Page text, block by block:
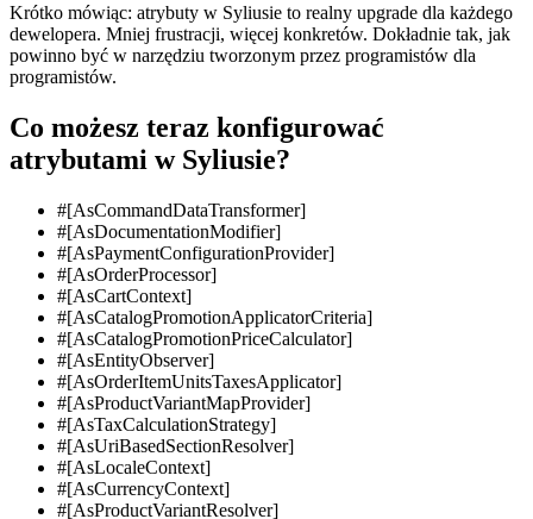
Krótko mówiąc: atrybuty w Syliusie to realny upgrade dla każdego
dewelopera. Mniej frustracji, więcej konkretów. Dokładnie tak, jak
powinno być w narzędziu tworzonym przez programistów dla
programistów.
Co możesz teraz konfigurować
atrybutami w Syliusie?
#[AsCommandDataTransformer]
#[AsDocumentationModifier]
#[AsPaymentConfigurationProvider]
#[AsOrderProcessor]
#[AsCartContext]
#[AsCatalogPromotionApplicatorCriteria]
#[AsCatalogPromotionPriceCalculator]
#[AsEntityObserver]
#[AsOrderItemUnitsTaxesApplicator]
#[AsProductVariantMapProvider]
#[AsTaxCalculationStrategy]
#[AsUriBasedSectionResolver]
#[AsLocaleContext]
#[AsCurrencyContext]
#[AsProductVariantResolver]